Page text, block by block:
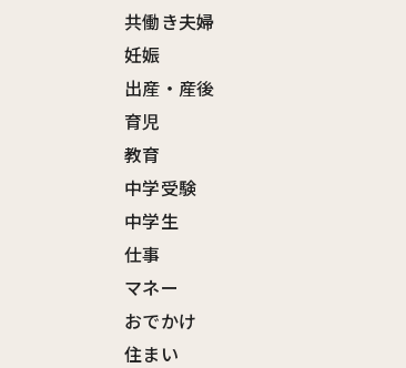
共働き夫婦
妊娠
出産・産後
育児
教育
中学受験
中学生
仕事
マネー
おでかけ
住まい